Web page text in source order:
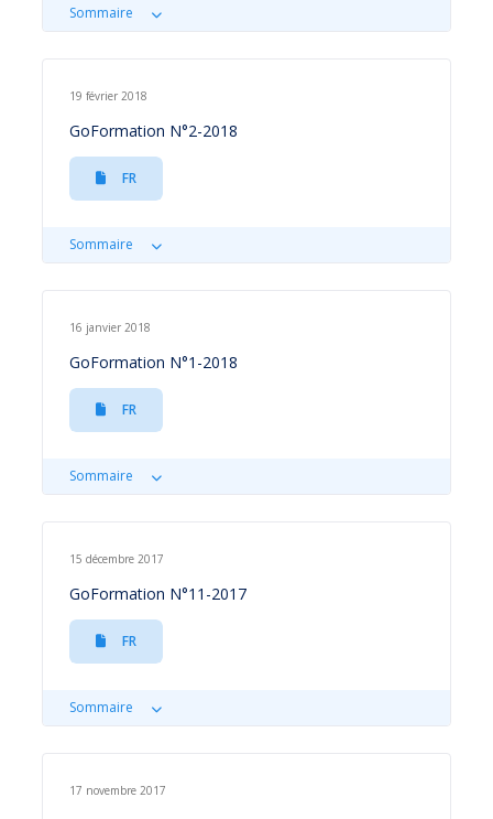
Sommaire
19 février 2018
GoFormation N°2-2018
FR
Sommaire
16 janvier 2018
GoFormation N°1-2018
FR
Sommaire
15 décembre 2017
GoFormation N°11-2017
FR
Sommaire
17 novembre 2017